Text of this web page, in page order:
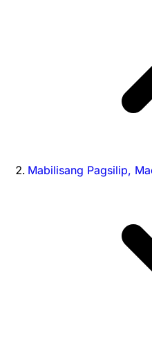
Mabilisang Pagsilip,